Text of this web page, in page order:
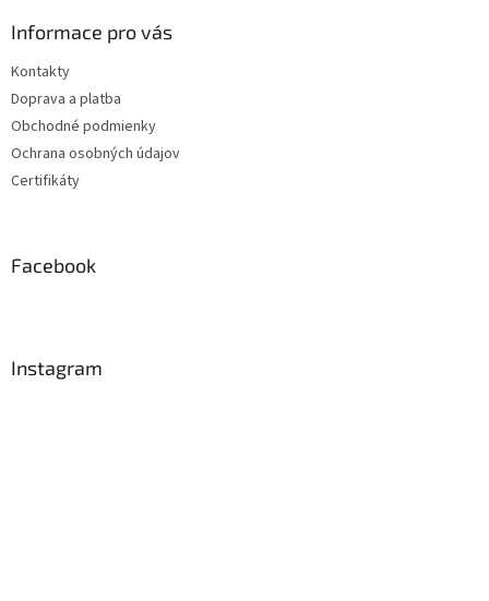
Informace pro vás
Kontakty
Doprava a platba
Obchodné podmienky
Ochrana osobných údajov
Certifikáty
Facebook
Instagram